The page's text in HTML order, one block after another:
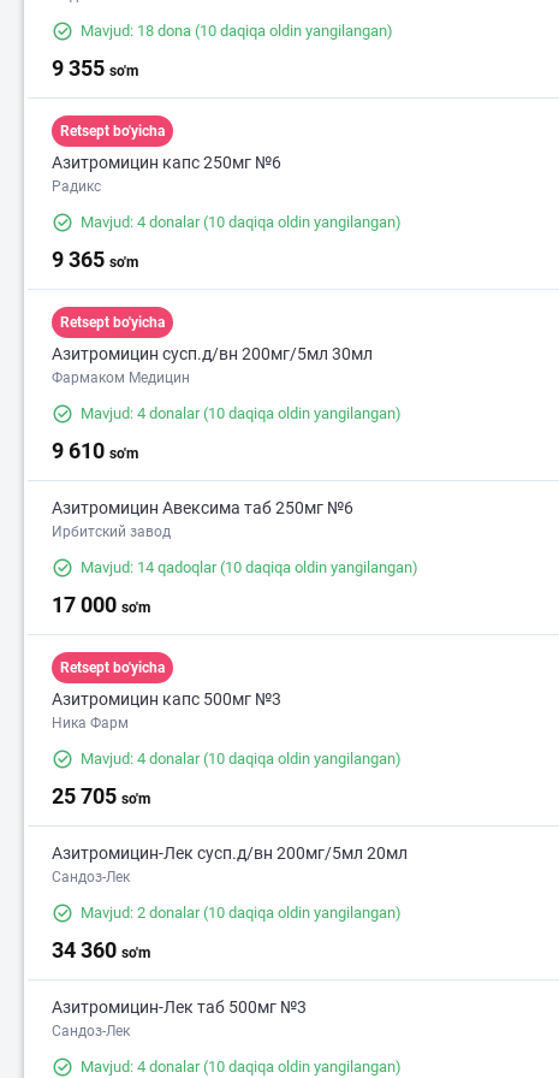
Mavjud: 18 dona (10 daqiqa oldin yangilangan)
9 355 so'm
Retsept bo'yicha
Азитромицин капс 250мг №6
Радикс
Mavjud: 4 donalar(10 daqiqa oldin yangilangan)
9 365 so'm
Retsept bo'yicha
Азитромицин сусп.д/вн 200мг/5мл 30мл
Фармаком Медицин
Mavjud: 4 donalar(10 daqiqa oldin yangilangan)
9 610 so'm
Азитромицин Авексима таб 250мг №6
Ирбитский завод
Mavjud: 14 qadoqlar(10 daqiqa oldin yangilangan)
17 000 so'm
Retsept bo'yicha
Азитромицин капс 500мг №3
Ника Фарм
Mavjud: 4 donalar(10 daqiqa oldin yangilangan)
25 705 so'm
Азитромицин-Лек сусп.д/вн 200мг/5мл 20мл
Сандоз-Лек
Mavjud: 2 donalar(10 daqiqa oldin yangilangan)
34 360 so'm
Азитромицин-Лек таб 500мг №3
Сандоз-Лек
Mavjud: 4 donalar(10 daqiqa oldin yangilangan)
8 000